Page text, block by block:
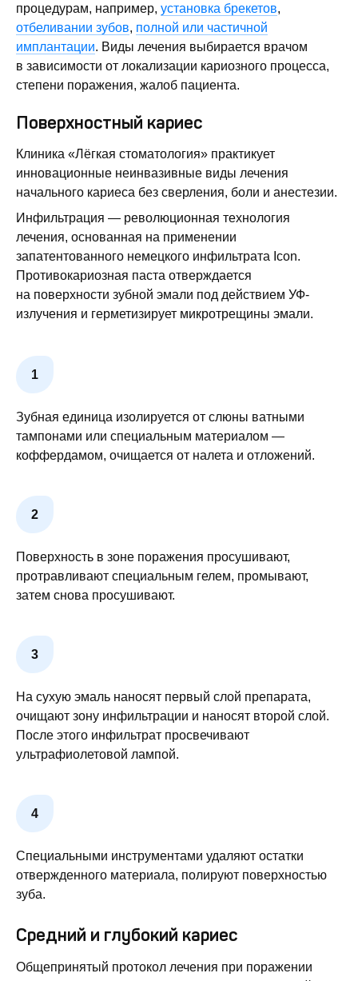
процедурам, например, установка брекетов,
отбеливании зубов, полной или частичной
имплантации. Виды лечения выбирается врачом
в зависимости от локализации кариозного процесса,
степени поражения, жалоб пациента.
Поверхностный кариес
Клиника «Лёгкая стоматология» практикует
инновационные неинвазивные виды лечения
начального кариеса без сверления, боли и анестезии.
Инфильтрация — революционная технология
лечения, основанная на применении
запатентованного немецкого инфильтрата Icon.
Противокариозная паста отверждается
на поверхности зубной эмали под действием УФ-
излучения и герметизирует микротрещины эмали.
Зубная единица изолируется от слюны ватными
тампонами или специальным материалом —
коффердамом, очищается от налета и отложений.
Поверхность в зоне поражения просушивают,
протравливают специальным гелем, промывают,
затем снова просушивают.
На сухую эмаль наносят первый слой препарата,
очищают зону инфильтрации и наносят второй слой.
После этого инфильтрат просвечивают
ультрафиолетовой лампой.
Специальными инструментами удаляют остатки
отвержденного материала, полируют поверхностью
зуба.
Средний и глубокий кариес
Общепринятый протокол лечения при поражении